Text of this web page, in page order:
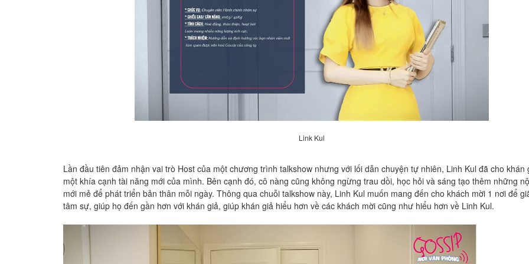
Link Kul
Lần đầu tiên đảm nhận vai trò Host của một chương trình talkshow nhưng với lối dẫn chuyện tự nhiên, Linh Kul đã cho khán
một khía cạnh tài năng mới của mình. Bên cạnh đó, cô nàng cũng không ngừng trau dồi, học hỏi và sáng tạo thêm những
mới mẻ để phát triển bản thân mỗi ngày. Thông qua chuỗi talkshow này, Linh Kul muốn mang đến cho khách mời 1 nơi để
tâm sự, giúp họ đến gần hơn với khán giả, giúp khán giả hiểu hơn về các khách mời cũng như hiểu hơn về Linh Kul.